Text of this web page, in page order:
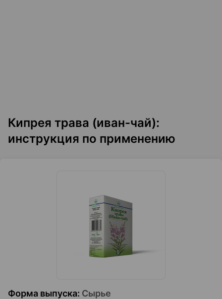
Кипрея трава (иван-чай):
инструкция по применению
Форма выпуска: Сырье